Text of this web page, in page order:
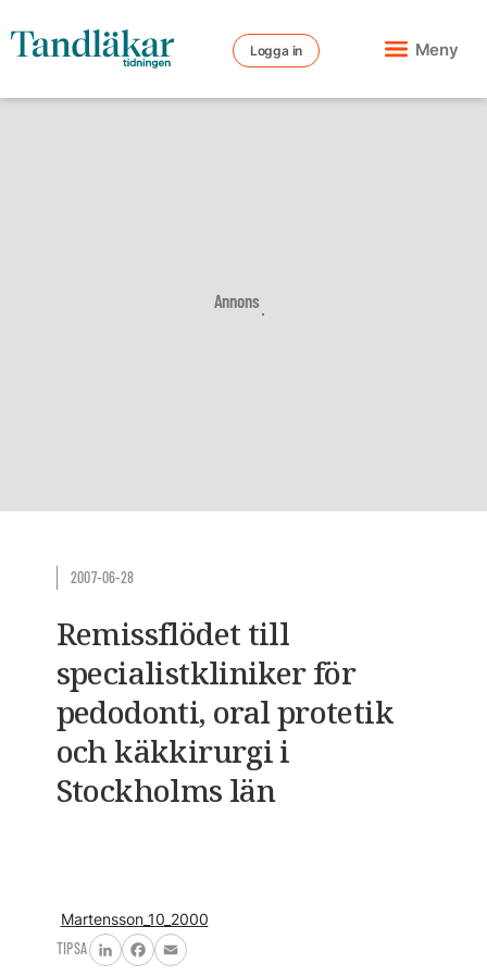
Logga in Meny
Annons
2007-06-28
Remissflödet till
specialistkliniker för
pedodonti, oral protetik
och käkkirurgi i
Stockholms län
Martensson_10_2000
TIPSA
LinkedInFacebook
Email